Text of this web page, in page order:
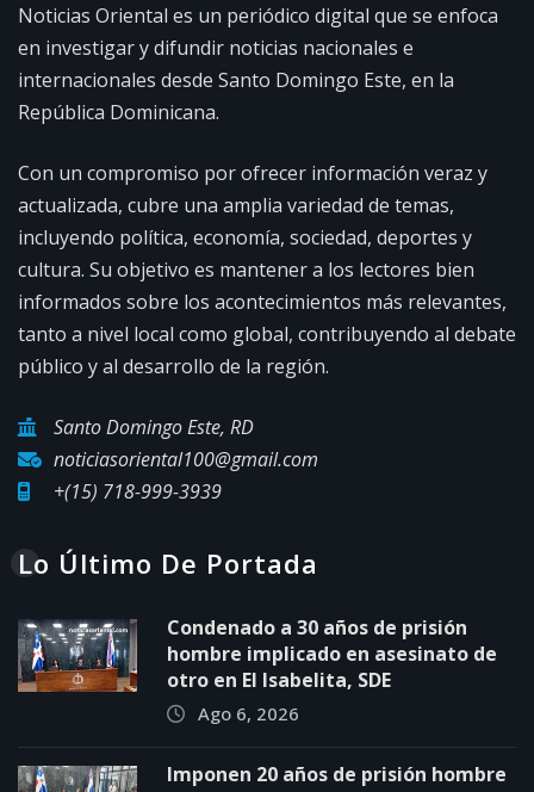
Noticias Oriental es un periódico digital que se enfoca
en investigar y difundir noticias nacionales e
internacionales desde Santo Domingo Este, en la
República Dominicana.
Con un compromiso por ofrecer información veraz y
actualizada, cubre una amplia variedad de temas,
incluyendo política, economía, sociedad, deportes y
cultura. Su objetivo es mantener a los lectores bien
informados sobre los acontecimientos más relevantes,
tanto a nivel local como global, contribuyendo al debate
público y al desarrollo de la región.
Santo Domingo Este, RD
noticiasoriental100@gmail.com
+(15) 718-999-3939
Lo Último De Portada
Condenado a 30 años de prisión
hombre implicado en asesinato de
otro en El Isabelita, SDE
Ago 6, 2026
Imponen 20 años de prisión hombre